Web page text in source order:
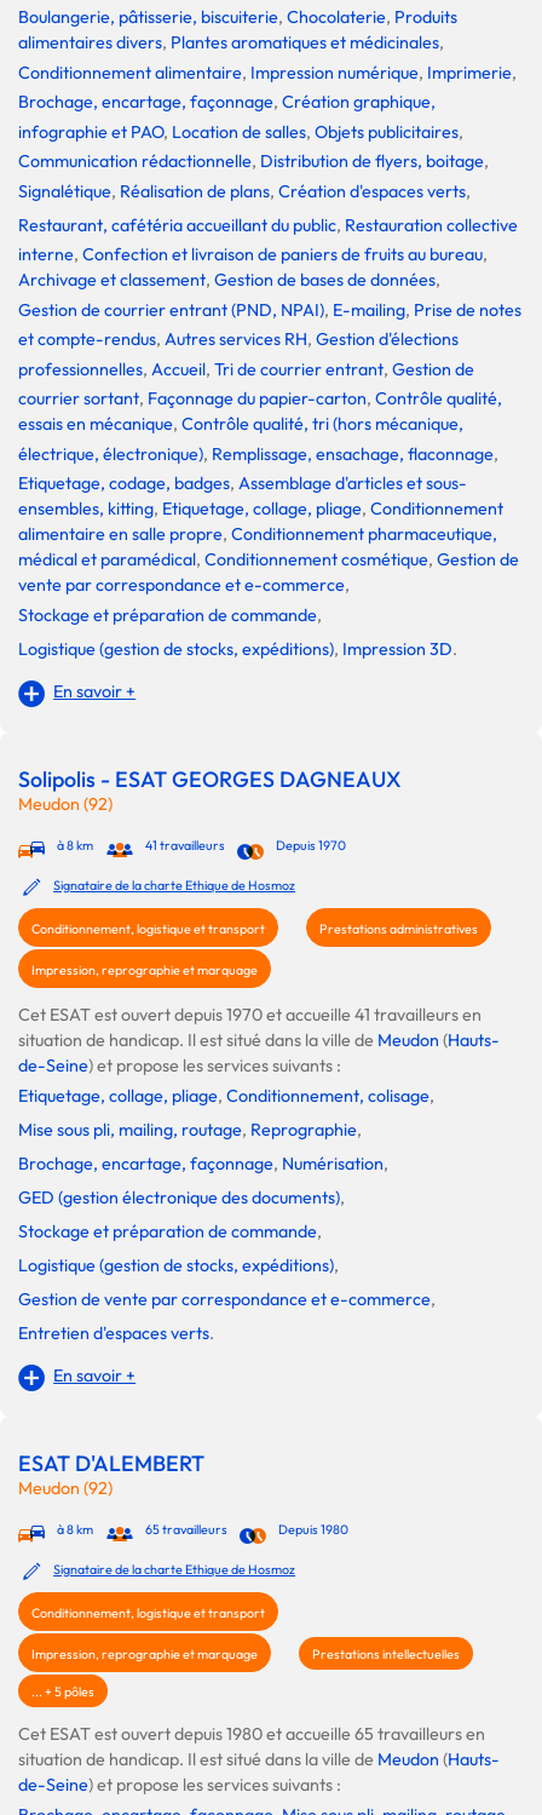
Boulangerie, pâtisserie, biscuiterie, Chocolaterie, Produits
alimentaires divers, Plantes aromatiques et médicinales,
Conditionnement alimentaire, Impression numérique, Imprimerie,
Brochage, encartage, façonnage, Création graphique,
infographie et PAO, Location de salles, Objets publicitaires,
Communication rédactionnelle, Distribution de flyers, boitage,
Signalétique, Réalisation de plans, Création d'espaces verts,
Restaurant, cafétéria accueillant du public, Restauration collective
interne, Confection et livraison de paniers de fruits au bureau,
Archivage et classement, Gestion de bases de données,
Gestion de courrier entrant (PND, NPAI), E-mailing, Prise de notes
et compte-rendus, Autres services RH, Gestion d'élections
professionnelles, Accueil, Tri de courrier entrant, Gestion de
courrier sortant, Façonnage du papier-carton, Contrôle qualité,
essais en mécanique, Contrôle qualité, tri (hors mécanique,
électrique, électronique), Remplissage, ensachage, flaconnage,
Etiquetage, codage, badges, Assemblage d'articles et sous-
ensembles, kitting, Etiquetage, collage, pliage, Conditionnement
alimentaire en salle propre, Conditionnement pharmaceutique,
médical et paramédical, Conditionnement cosmétique, Gestion de
vente par correspondance et e-commerce,
Stockage et préparation de commande,
Logistique (gestion de stocks, expéditions), Impression 3D.
En savoir +
Solipolis - ESAT GEORGES DAGNEAUX
Meudon (92)
à 8 km 41 travailleurs Depuis 1970
Signataire de la charte Ethique de Hosmoz
Conditionnement, logistique et transport Prestations administratives
Impression, reprographie et marquage
Cet ESAT est ouvert depuis 1970 et accueille 41 travailleurs en
situation de handicap. Il est situé dans la ville de Meudon (Hauts-
de-Seine) et propose les services suivants :
Etiquetage, collage, pliage, Conditionnement, colisage,
Mise sous pli, mailing, routage, Reprographie,
Brochage, encartage, façonnage, Numérisation,
GED (gestion électronique des documents),
Stockage et préparation de commande,
Logistique (gestion de stocks, expéditions),
Gestion de vente par correspondance et e-commerce,
Entretien d'espaces verts.
En savoir +
ESAT D'ALEMBERT
Meudon (92)
à 8 km 65 travailleurs Depuis 1980
Signataire de la charte Ethique de Hosmoz
Conditionnement, logistique et transport
Impression, reprographie et marquage Prestations intellectuelles
... + 5 pôles
Cet ESAT est ouvert depuis 1980 et accueille 65 travailleurs en
situation de handicap. Il est situé dans la ville de Meudon (Hauts-
de-Seine) et propose les services suivants :